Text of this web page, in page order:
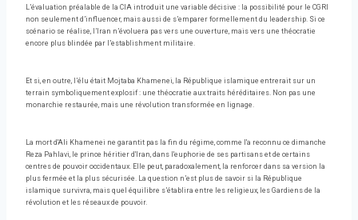
L’évaluation préalable de la CIA introduit une variable décisive : la possibilité pour le CGRI
non seulement d’influencer, mais aussi de s’emparer formellement du leadership. Si ce
scénario se réalise, l’Iran n’évoluera pas vers une ouverture, mais vers une théocratie
encore plus blindée par l’establishment militaire.
Et si, en outre, l’élu était Mojtaba Khamenei, la République islamique entrerait sur un
terrain symboliquement explosif : une théocratie aux traits héréditaires. Non pas une
monarchie restaurée, mais une révolution transformée en lignage.
La mort d'Ali Khamenei ne garantit pas la fin du régime, comme l'a reconnu ce dimanche
Reza Pahlavi, le prince héritier d'Iran, dans l'euphorie de ses partisans et de certains
centres de pouvoir occidentaux. Elle peut, paradoxalement, la renforcer dans sa version la
plus fermée et la plus sécurisée. La question n’est plus de savoir si la République
islamique survivra, mais quel équilibre s’établira entre les religieux, les Gardiens de la
révolution et les réseaux de pouvoir.